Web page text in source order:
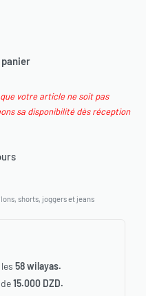
votre article ne soit pas
sa disponibilité dès réception
shorts, joggers et jeans
58 wilayas.
15.000 DZD.